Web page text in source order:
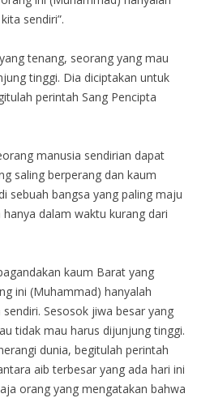
sendiri”.
tenang, seorang yang mau
tinggi. Dia diciptakan untuk
perintah Sang Pencipta
manusia sendirian dapat
saling berperang dan kaum
sebuah bangsa yang paling maju
dalam waktu kurang dari
kaum Barat yang
ini (Muhammad) hanyalah
Sesosok jiwa besar yang
tidak mau harus dijunjung tinggi.
dunia, begitulah perintah
aib terbesar yang ada hari ini
orang yang mengatakan bahwa